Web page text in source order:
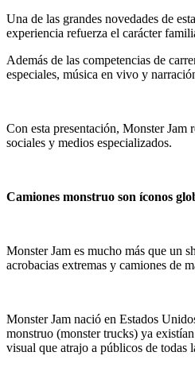
Una de las grandes novedades de
experiencia refuerza el carácter
Además de las competencias de
especiales, música en vivo y
Con esta presentación, Monster Jam
sociales y medios especializados.
Camiones monstruo son íconos
Monster Jam es mucho más que un
acrobacias extremas y camiones de
Monster Jam nació en Estados
monstruo (monster trucks) ya
visual que atrajo a públicos de todas